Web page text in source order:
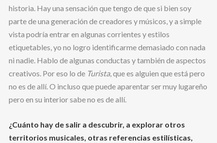
historia. Hay una sensación que tengo de que si bien soy
parte de una generación de creadores y músicos, y a simple
vista podría entrar en algunas corrientes y estilos
etiquetables, yo no logro identificarme demasiado con nada
ni nadie. Hablo de algunas conductas y también de aspectos
creativos. Por eso lo de Turista, que es alguien que está pero
no es de allí. O incluso que puede aparentar ser muy lugareño
pero en su interior sabe no es de allí.
¿Cuánto hay de salir a descubrir, a explorar otros
territorios musicales, otras referencias estilísticas,